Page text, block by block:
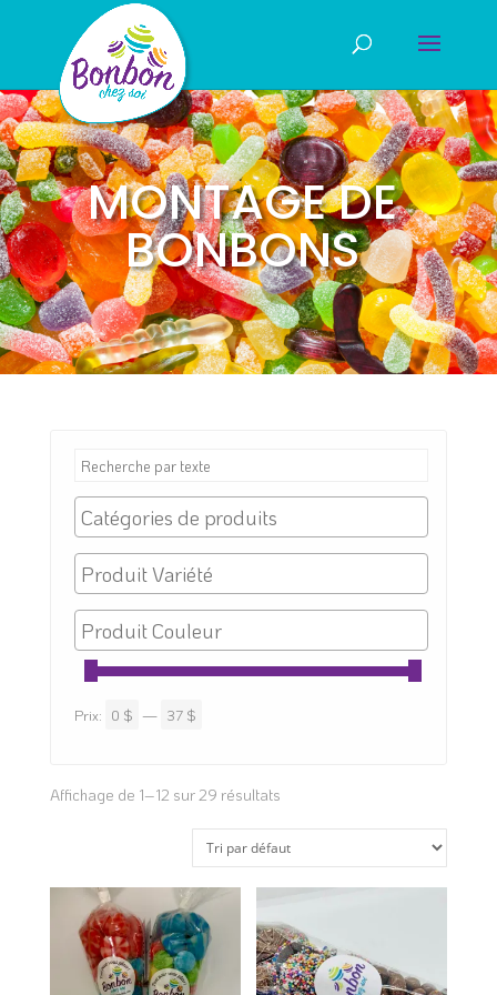
MONTAGE DE
BONBONS
Prix: 0 $ — 37 $
Affichage de 1–12 sur 29 résultats